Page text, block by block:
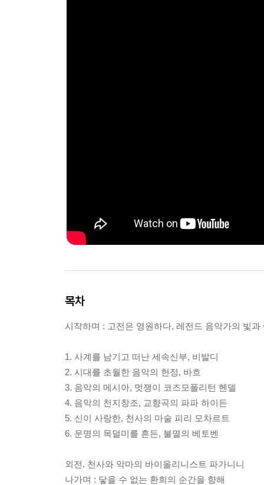
목차
시작하며 : 고전은 영원하다, 레전드 음악가의 빛과
1. 사계를 남기고 떠난 세속신부, 비발디
2. 시대를 초월한 음악의 헌정, 바흐
3. 음악의 메시아, 멋쟁이 코즈모폴리턴 헨델
4. 음악의 천지창조, 교향곡의 파파 하이든
5. 신이 사랑한, 천사의 마술 피리 모차르트
6. 운명의 목덜미를 흔든, 불멸의 베토벤
외전. 천사와 악마의 바이올리니스트 파가니니
나가며 : 닿을 수 없는 환희의 순간을 향해